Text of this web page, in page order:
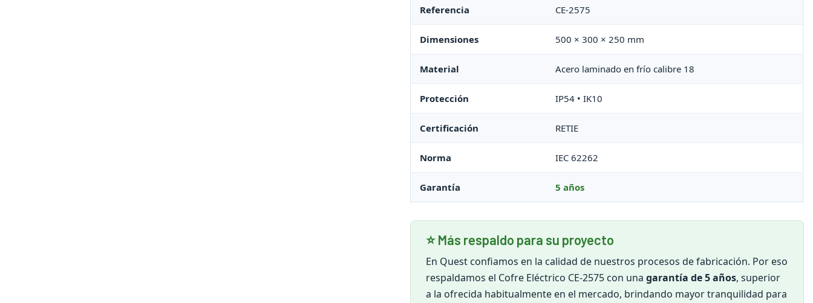
Referencia CE-2575
Dimensiones 500 × 300 × 250 mm
Material Acero laminado en frío calibre 18
Protección IP54 • IK10
Certificación RETIE
Norma IEC 62262
Garantía 5 años
⭐ Más respaldo para su proyecto
En Quest confiamos en la calidad de nuestros procesos de fabricación. Por eso
respaldamos el Cofre Eléctrico CE-2575 con unagarantía de 5 años, superior
a la ofrecida habitualmente en el mercado, brindando mayor tranquilidad para